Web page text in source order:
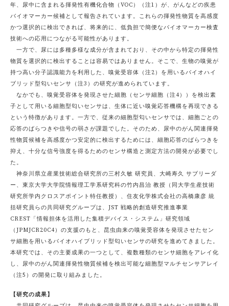
年、尿中に含まれる揮発性有機化合物（VOC）（注1）が、がんなどの疾患
バイオマーカー候補として報告されています。これらの揮発性物質を高感度
かつ選択的に検出できれば、将来的に、低負担で簡便なバイオマーカー検査
技術への応用につながる可能性があります。
一方で、尿には多種多様な成分が含まれており、その中から特定の揮発性
物質を選択的に検出することは容易ではありません。そこで、生物の嗅覚が
持つ高い分子認識能力を利用した、嗅覚受容体（注2）を用いるバイオハイ
ブリッド型匂いセンサ（注3）の研究が進められています。
なかでも、嗅覚受容体を発現させた細胞（センサ細胞（注4））を検出素
子として用いる細胞型匂いセンサは、生体に近い嗅覚応答機構を再現できる
という特徴があります。一方で、従来の細胞型匂いセンサでは、細胞ごとの
応答のばらつきや信号の弱さが課題でした。そのため、尿中のがん関連揮発
性物質候補を高感度かつ安定的に検出するためには、細胞応答のばらつきを
抑え、十分な信号強度を得るためのセンサ構造と測定方法の開発が必要でし
た。
神奈川県立産業技術総合研究所の三村久敏 研究員、大崎寿久 サブリーダ
ー、東京大学大学院情報理工学系研究科の竹内昌治 教授（同大学生産技術
研究所学内クロスアポイント特任教授）、住友化学株式会社の高橋康彦 統
括研究員らの共同研究グループは、JST 戦略的創造研究推進事業
CREST「情報担体を活用した集積デバイス・システム」研究領域
（JPMJCR20C4）の支援のもと、昆虫由来の嗅覚受容体を発現させたセン
サ細胞を用いるバイオハイブリッド型匂いセンサの研究を進めてきました。
本研究では、その主要成果の一つとして、複数種類のセンサ細胞をアレイ化
し、尿中のがん関連揮発性物質候補を検出可能な細胞型マルチセンサアレイ
（注5）の開発に取り組みました。
【研究の成果】